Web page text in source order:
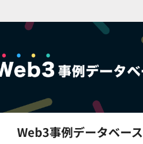
Web3事例データベース